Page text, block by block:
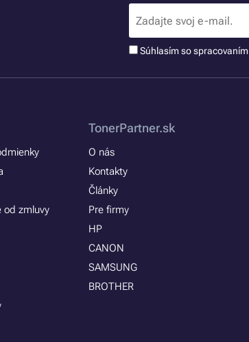
Súhlasím so spracovaním
od zmluvy
TonerPartner.sk
O nás
Kontakty
Články
Pre firmy
HP
CANON
SAMSUNG
BROTHER